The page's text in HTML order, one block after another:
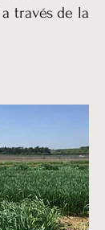
través de la